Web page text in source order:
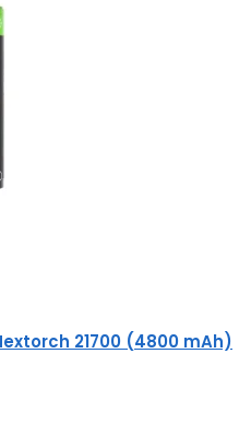
21700 (4800 mAh)